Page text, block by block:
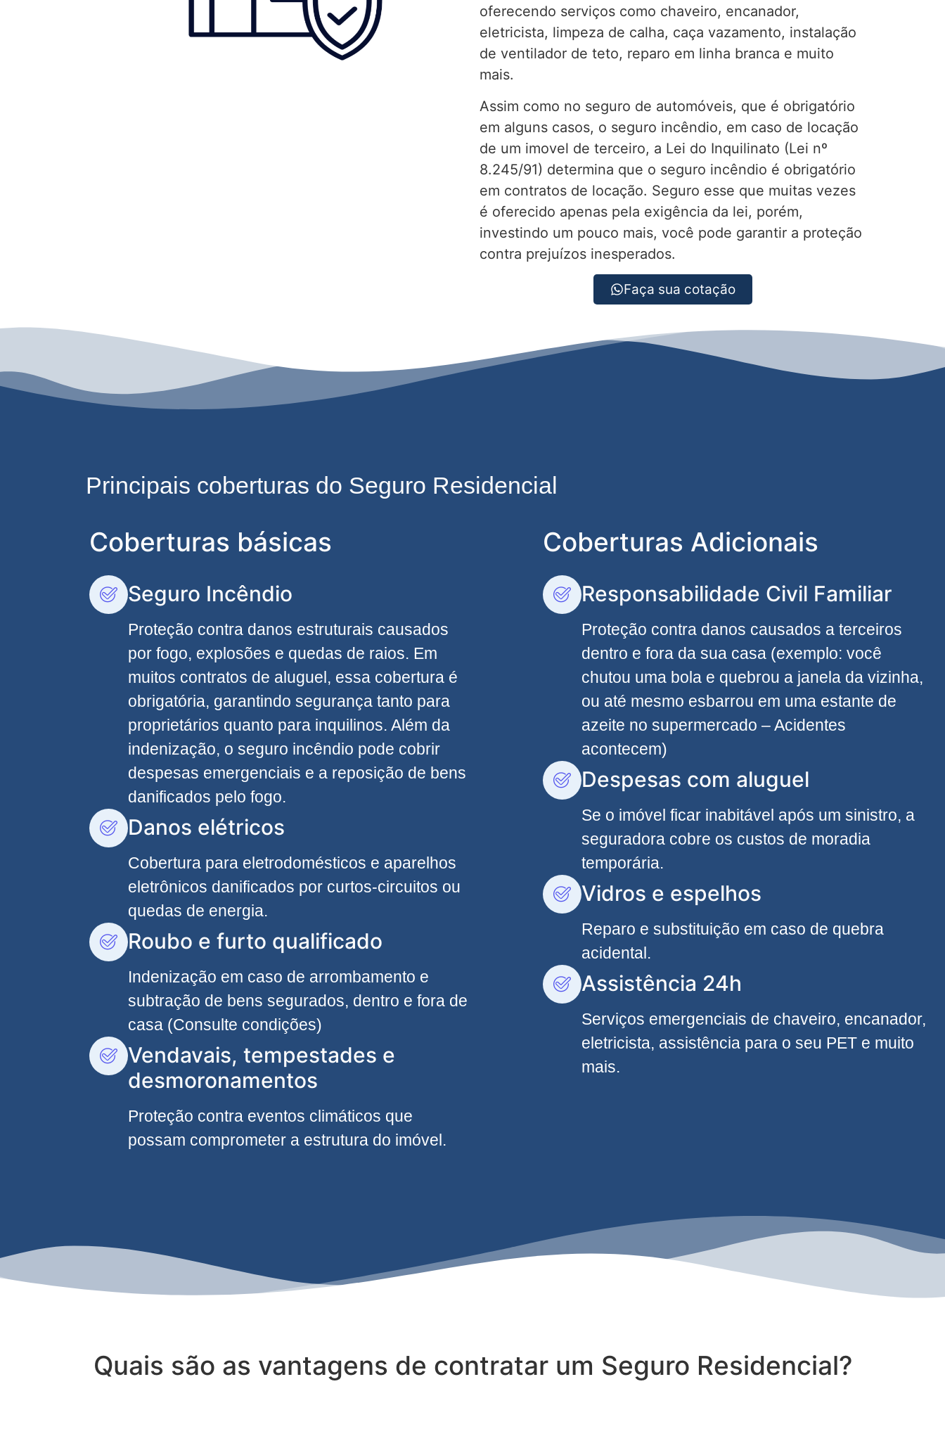
oferecendo serviços como chaveiro, encanador,
eletricista, limpeza de calha, caça vazamento, instalação
de ventilador de teto, reparo em linha branca e muito
mais.
Assim como no seguro de automóveis, que é obrigatório
em alguns casos, o seguro incêndio, em caso de locação
de um imovel de terceiro, a Lei do Inquilinato (Lei nº
8.245/91) determina que o seguro incêndio é obrigatório
em contratos de locação. Seguro esse que muitas vezes
é oferecido apenas pela exigência da lei, porém,
investindo um pouco mais, você pode garantir a proteção
contra prejuízos inesperados.
Faça sua cotação
Principais coberturas do Seguro Residencial
Coberturas básicas
Seguro Incêndio
Proteção contra danos estruturais causados
por fogo, explosões e quedas de raios. Em
muitos contratos de aluguel, essa cobertura é
obrigatória, garantindo segurança tanto para
proprietários quanto para inquilinos. Além da
indenização, o seguro incêndio pode cobrir
despesas emergenciais e a reposição de bens
danificados pelo fogo.
Danos elétricos
Cobertura para eletrodomésticos e aparelhos
eletrônicos danificados por curtos-circuitos ou
quedas de energia.
Roubo e furto qualificado
Indenização em caso de arrombamento e
subtração de bens segurados, dentro e fora de
casa (Consulte condições)
Vendavais, tempestades e
desmoronamentos
Proteção contra eventos climáticos que
possam comprometer a estrutura do imóvel.
Coberturas Adicionais
Responsabilidade Civil Familiar
Proteção contra danos causados a terceiros
dentro e fora da sua casa (exemplo: você
chutou uma bola e quebrou a janela da vizinha,
ou até mesmo esbarrou em uma estante de
azeite no supermercado – Acidentes
acontecem)
Despesas com aluguel
Se o imóvel ficar inabitável após um sinistro, a
seguradora cobre os custos de moradia
temporária.
Vidros e espelhos
Reparo e substituição em caso de quebra
acidental.
Assistência 24h
Serviços emergenciais de chaveiro, encanador,
eletricista, assistência para o seu PET e muito
mais.
Quais são as vantagens de contratar um Seguro Residencial?